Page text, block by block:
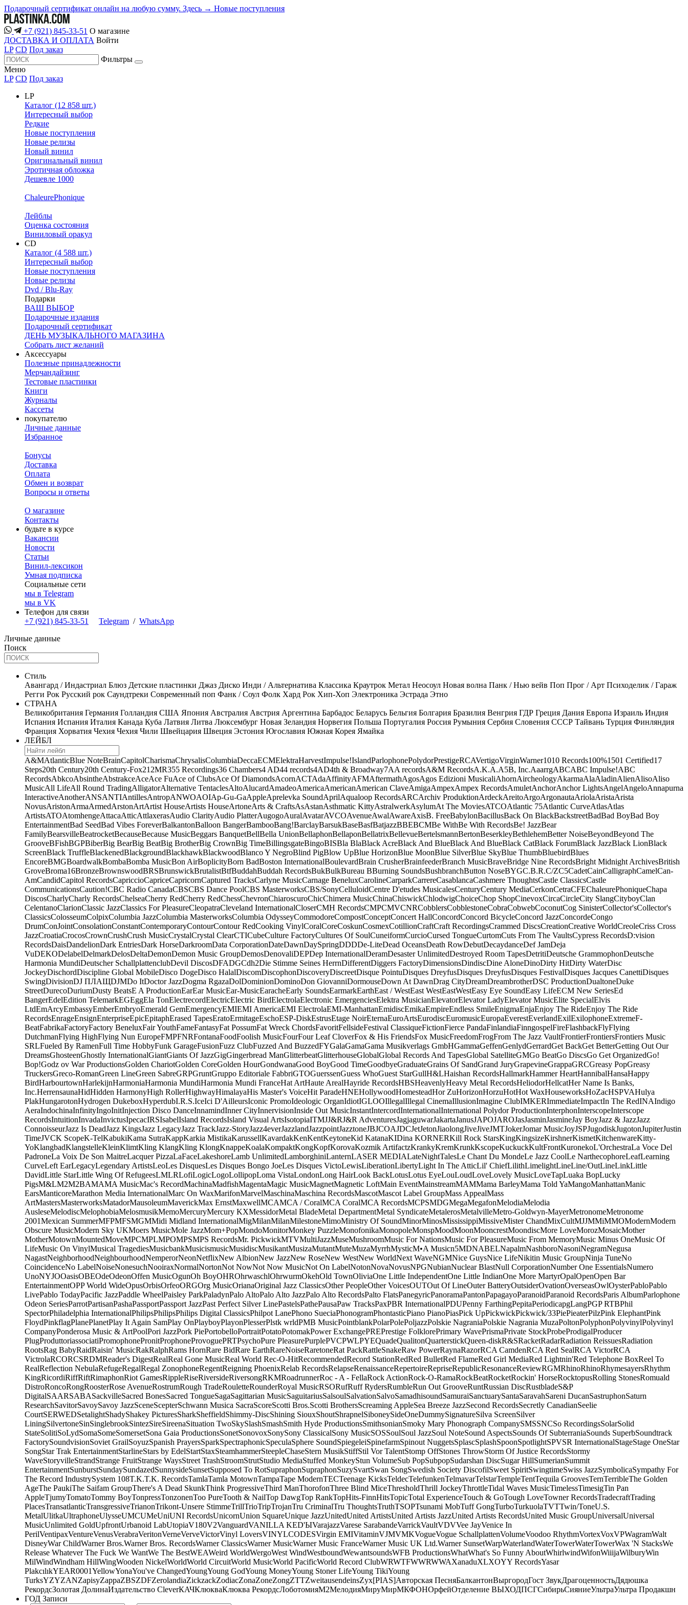
Подарочный сертификат онлайн на любую сумму. Здесь → Новые поступления
+7 (921) 845-33-51 О магазине
ДОСТАВКА И ОПЛАТА Войти
LP CD Под заказ
Фильтры
Меню
LP CD Под заказ
LP
Каталог (12 858 шт.)
Интересный выбор
Редкие
Новые поступления
Новые релизы
Новый винил
Оригинальный винил
Эротичная обложка
Дешевле 1000
ChaleurePhonique
Лейблы
Оценка состояния
Виниловый оракул
CD
Каталог (4 588 шт.)
Интересный выбор
Новые поступления
Новые релизы
Dvd / Blu-Ray
Подарки
ВАШ ВЫБОР
Подарочные издания
Подарочный сертификат
ДЕНЬ МУЗЫКАЛЬНОГО МАГАЗИНА
Собрать лист желаний
Аксессуары
Полезные принадлежности
Мерчандайзинг
Тестовые пластинки
Книги
Журналы
Кассеты
покупателю
Личные данные
Избранное
Бонусы
Доставка
Оплата
Обмен и возврат
Вопросы и ответы
О магазине
Контакты
будьте в курсе
Вакансии
Новости
Статьи
Винил-лексикон
Умная подписка
Социальные сети
мы в Telegram
мы в VK
Телефон для связи
+7 (921) 845-33-51
Telegram / WhatsApp
Личные данные
Поиск
Стиль
Авангард / Индастриал Блюз Детские пластинки Джаз Диско Инди / Альтернатива Классика Краутрок Метал Неосоул Новая волна Панк / Нью вейв Поп Прог / Арт Психоделик / Гараж
Регги Рок Русский рок Саундтреки Современный поп Фанк / Соул Фолк Хард Рок Хип-Хоп Электроника Эстрада Этно
СТРАНА
Великобритания Германия Голландия США Япония Австралия Австрия Аргентина Барбадос Беларусь Бельгия Болгария Бразилия Венгрия ГДР Греция Дания Европа Израиль Индия
Испания Испания Италия Канада Куба Латвия Литва Люксембург Новая Зеландия Норвегия Польша Португалия Россия Румыния Сербия Словения СССР Тайвань Турция Финляндия
Франция Хорватия Чехия Чехия Чили Швейцария Швеция Эстония Югославия Южная Корея Ямайка
ЛЕЙБЛ
A&MAtlanticBlue NoteBrainCapitolCharismaChrysalisColumbiaDeccaECMElektraHarvestImpulse!IslandParlophonePolydorPrestigeRCAVertigoVirginWarner1010 Records100%1501 Certified17
Steps20th Century20th Century-Fox21 2MR355 Recordings36 Chambers4 AD44 records4AD4th & Broadway7AA recordsA&M RecordsA.K.A.A5B, Inc.AaarrgABCABC Impulse!ABC
RecordsAbkcoAbsintheAbstrakceAceAce FuAce of ClubsAce Of DiamondsAcornACTAdaAffinityAFMAftermathAgosAgos Edizioni MusicaliAhornAircheologyAkarmaAlaAladinAlienAlisoAliso
MusicAll LifeAll Round TradingAlligatorAlternative TentaclesAltoAlucardAmadeoAmericaAmericanAmerican ClaveAmigaAmpexAmpex RecordsAmuletAnchorAnchor LightsAngelAngeloAnnapurna
InteractiveAnotherANSANTIAntillesAntropANWOAOIAp-Gu-GaAppleAprelevka SoundAprilAqualoop RecordsARCArchiv ProduktionArdeckAreitoArgoArgonautaAriolaAristaArista
NovusAristonArmaArmedArstonArtArtist HouseArtists HouseArtoneArts & CraftsAsAstanAsthmatic KittyAstralwerkAsylumAt The MoviesATCOAtlantic 75Atlantic CurveAtlasAtlas
ArtistsATOAtomhengeAttacaAtticAttlaxerasAudio ClarityAudio PlatterAugogoAuralAvatarAVCOAvenueAwalAwareAxisB. FreeBabylonBacillusBack On BlackBackstreetBadBad BoyBad Boy
EntertainmentBad SeedBad Vibes ForeverBalkantonBalloon BangerBambooBang!BarclayBarsukBaseBasfBatjazzBBEBCMBe WithBe With RecordsBe! JazzBear
FamilyBearsvilleBeatrocketBecauseBecause MusicBeggars BanquetBellBella UnionBellaphonBellaponBellatrixBellevueBertelsmannBertonBeserkleyBethlehemBetter NoiseBeyondBeyond The
GrooveBFishBGPBiberBig BearBig BeatBig BrotherBig CrownBig TimeBillingsgateBingoBISBla BlaBlack AcreBlack And BlueBlack And BlueBlack CatBlack ForumBlack JazzBlack LionBlack
ScreenBlack TruffleBlackenedBlackgroundBlackhawkBlackwoodBlanco Y NegroBlind PigBlow UpBlue HorizonBlue MoonBlue SilverBlue SkyBlue ThumbBluebirdBlues
EncoreBMGBoardwalkBombaBomba MusicBon AirBoplicityBorn BadBoston InternationalBoulevardBrain CrusherBrainfeederBranch MusicBraveBridge Nine RecordsBright Midnight ArchivesBritish
GroveBroma16BronzeBrownswoodBRSBrunswickBrutalistBtfBuddahBuddah RecordsBukBulkBureau BBurning SoundsBushbranchButton NoseBYGC.B.R.C/ZC5CadetCainCalligraphCamelCan-
AmCandidCapitol RecordsCapriccioCapriceCapricornCaptured TracksCarlyne MusicCarnage BeneluxCarolineCarparkCarrereCasablancaCashmere ThoughtsCastle ClassicsCastle
CommunicationsCaution!CBC Radio CanadaCBSCBS Dance PoolCBS MasterworksCBS/SonyCelluloidCentre D'etudes MusicalesCenturyCentury MediaCerkonCetraCFEChaleurePhoniqueChapa
DiscosCharlyCharly RecordsChelseaCherry RedCherry RedChessChevronChiaroscuroChicChimera MusicChinaChiswickChlodwigChoiceChop ShopCinevoxCircaCircleCity SlangCityboyClan
CelentanoClarionClassic JazzClassics For PleasureCleopatraCleveland InternationalCloserCMH RecordsCMPCMVCNRCobblersCobblestoneCobraCobwebCoconutCog SinisterCollector'sCollector's
ClassicsColosseumColpixColumbia JazzColumbia MasterworksColumbia OdysseyCommodoreCompostConceptConcert HallConcordConcord BicycleConcord JazzConcordeCongo
DrumConJointConsolationConstantContemporaryContourContour RedCooking VinylCoralCoreCoskunCosmexCotillionCraftCraft RecordingsCrammed DiscsCreationCreative WorldCreoleCriss Cross
JazzCroatiaCrocosCrownCrushCrush MusicCrystalCrystal ClearCTICubeCulture FactoryCultures Of SoulCuneiformCurcioCursed TongueCurtomCuts From The VaultsCypress RecordsD:vision
RecordsDaisDandelionDark EntriesDark HorseDarkroomData CorporationDateDawnDaySpringDDDDe-LiteDead OceansDeath RowDebutDecaydanceDef JamDeja
VuDEKODelabelDelmarkDelosDeltaDemonDemon Music GroupDemosDenovaliDEPDep InternationalDeramDesaster UnlimitedDestroyed Room TapesDetritiDeutsche GrammophonDeutsche
Harmonia MundiDeutscher SchallplattenclubDevil DiscosDFADGCdh2Die Stimme Seines HerrnDifferentDiggers FactoryDimensionsDindiscDine AloneDinoDirty HitDirty WaterDisc
JockeyDischordDiscipline Global MobileDisco DogeDisco HalalDiscomDiscophonDiscoveryDiscreetDisque PointuDisques DreyfusDisques DreyfusDisques FestivalDisques Jacques CanettiDisques
SwingDivisionDJ ПЛАЩDJMDo ItDoctor JazzDogma RgazaDolDominionDominoDon GiovanniDormouseDown At DawnDrag CityDreamDreambrotherDSC ProductionDualtoneDuke
StreetDurecoDuriumDusty BeatsE A ProductionEarEar MusicEar-MusicEaracheEarly SoundsEarmarkEarthEast / WestEast WestEastWestEasy Eye SoundEasy LifeECM New SeriesEd
BangerEdelEdition TelemarkEGEggEla TonElectrecordElectricElectric BirdElectrolaElectronic EmergenciesElektra MusicianElevatorElevator LadyElevator MusicElite SpecialElvis
LtdEmArcyEmbassyEmberEmbryoEmerald GemEmergencyEMIEMI AmericaEMI ElectrolaEMI-ManhattanEmidiscEmikaEmpireEndless SmileEnigmaEnjaEnjoy The RideEnjoy The Ride
RecordsEnrageEnsignEnterpriseEpicEpitaphErased TapesEratoErmitageEschoESP-DiskEstrusEtage NoirEternaEuroArtsEurodiscEuromusicEuropaEverestEverlandExilExilophoneExtremeF-
BeatFabrikaFactoryFactory BeneluxFair YouthFameFantasyFat PossumFat Wreck ChordsFavoritFellsideFestival ClassiqueFictionFierce PandaFinlandiaFinngospelFireFlashbackFlyFlying
DutchmanFlying HighFlying Nun EuropeFMPFNRFontanaFoodFoolish MusicFourFour Leaf CloverFox & His FriendsFox MusicFreedomFrogFrom The Jazz VaultFrontierFrontiersFrontiers Music
SRLFueled By RamenFull Time HobbyFunk GarageFusionFuzz ClubFuzzed And BuzzedFYGalaGamaGama Musikverlags GmbHGammaGeffenGenlydGerrardGet BackGet BetterGetting Out Our
DreamsGhosteenGhostly InternationalGiantGiants Of JazzGigGingerbread ManGlitterbeatGlitterhouseGlobalGlobal Records And TapesGlobal SatelliteGMGo BeatGo DiscsGo Get OrganizedGo!
Bop!Godz ov War ProductionsGolden ChariotGolden CoreGolden HourGondwanaGood BoyGood TimeGoodbyeGraduateGrains Of SandGrand JuryGrapevineGrappaGRCGreasy PopGreasy
TruckersGreco-RomanGreen LineGreen SabreGRPGruntGruppo Editoriale FabbriGTOGuerssenGuess WhoGuest StarGullH&LHaishan RecordsHallmarkHammer HeartHannibalHansaHappy
BirdHarbourtownHarlekijnHarmoniaHarmonia MundiHarmonia Mundi FranceHat ArtHaute ArealHayride RecordsHBSHeavenlyHeavy Metal RecordsHeliodorHellcatHer Name Is Banks,
Inc.HerrensaunaHidHidden HarmonyHigh RollerHighwayHimalayaHis Master's VoiceHit ParadeHNEHollywoodHomesteadHor ZuHorizonHorzuHotHot WaxHouseworksHoZacHSPVAHulya
PlakHungarotonHydrogen DukeboxHyperdubI.R.S.IceIci D'AilleursIconic PromoIdeologic OrganIdiotIGLOOIllegalIllegal CinemaIllusionImagine ClubIMKERImmediateImpactIn The RedINAIndigo
AeraIndochinaInfinityIngoInitInjection Disco DanceInnamindInner CityInnervisionInside Out MusicInstantIntercordInternationalInternational Polydor ProductionInterphonInterscopeInterscope
RecordsIntuitionInvadaInvictusIpecacIRSIsabelIsland RecordsIsland Visual ArtsIsotopiaITMJJ&RJ&R AdventuresJagjaguwarJakartaJanusJAPOJAROJasJasminJasmineJay BoyJazz & JazzJazz
ConnoisseurJazz Is DeadJazz KingsJazz LegacyJazz TrackJazz-StoryJazz4everJazzlandJazzpointJazztoneJBJCOAJDCJetJetonJiaolongJiveJiveJMTJokerJomar MusicJoyJSPJugodiskJugotonJupiterJustin
TimeJVCK ScopeK-TelKabukiKama SutraKappKarkia MistikaKarussellKavardakKenKentKeytoneKid KatanaKIDina KORNERKill Rock StarsKingKingsizeKirshnerKismetKitchenwareKitty-
YoKlangbadKlangstelleKleinKlimtKling KlangKling KlongKnappeKoalaKompaktKongKopfKorovaKozmik ArtifactzKrankyKremKrunkKscopeKuckuckKultFrontKuronekoL'OrchestraLa Voce Del
PadroneLa Voix De Son MaitreLacquer PizzaLaFaceLakeshoreLamb UnlimitedLamborghiniLanternLASER MEDIALateNightTalesLe Chant Du MondeLe Jazz CoolLe NarthecophoreLeafLearning
CurveLeft EarLegacyLegendary ArtistsLeoLes DisquesLes Disques Bongo JoeLes Disques VictoLewisLiberationLibertyLight In The AtticLil' ChiefLilithLimelightLineLine/OutLineLinkLittle
DavidLittle StarLittle Wing Of RefugeesLMLRLofiLogicLogoLollipopLoma VistaLondonLong HairLook BackLotusLotus EyeLouLoudLoveLovely MusicLoveTapLuaka BopLucky
PigsM&LM2M2BAMAMA MusicMac's RecordMachinaMadfishMagentaMagic MusicMagnetMagnetic LoftMain EventMainstreamMAMMama BarleyMama Told YaMangoManhattanManic
EarsManticoreMarathon Media InternationalMarc On WaxMarifonMarvelMaschinaMaschina RecordsMascotMascot Label GroupMass AppealMass
ArtMastersMasterworksMatadorMausoleumMaverickMax ErnstMaxwellMCAMCA / CoralMCA CoralMCA RecordsMCPSMDGMegaMegafonMelodiaMelodia
AusleseMelodiscMelophobiaMelosmusikMemoMercuryMercury KXMessidorMetal BladeMetal DepartmentMetal SyndicateMetalerosMetalvilleMetro-Goldwyn-MayerMetronomeMetronome
2001Mexican SummerMFPMFSMGMMidi Midland InternationalMigMilanMilanMilestoneMimoMinistry Of SoundMinorMinosMississippiMissiveMister ChandMixCultMJJMMiMMOModernModern
Obscure MusicModern Sky UKMoers MusicMole JazzMom+PopMondoMonitorMonkey PuzzleMonofonikaMonopoleMonspMoodMoonMooncrestMoondiscMore LoveMorozMosaicMother
MotherMotownMountedMoveMPCMPLMPOMPSMPS RecordsMr. PickwickMTVMultiJazzMuseMushroomMusic For NationsMusic For PleasureMusic From MemoryMusic Minus OneMusic Of
LifeMusic On VinylMusical TragediesMusicbankMusicismusicMusidiscMusikantMusizaMutantMuteMuzaMyrrhMysticM•A Musicn5MDNABELNapalmNashboroNasoniNegramNegusa
NagastNeighborhoodNeighbourhoodNemperorNeonNetflixNew AlbionNew JazzNew RoseNew WestNew WorldNext WaveNGMNice GuysNice LifeNikitin Music GroupNinja TuneNo
CoincidenceNo LabelNoiseNonesuchNooiraxNormalNortonNot NowNot Now MusicNot On LabelNotonNovaNovusNPGNubianNuclear BlastNull CorporationNumber One EssentialsNumero
UnoNYJOOasisOBEOdeOdeonOffen MusicOgunOh BoyOHROhrwaschlOhrwurmOkehOld TownOliviaOne Little IndependentOne Little IndianOne More MartyrOpalOpenOpen Bar
EntertainmentOPP World WideOpusOrbisOrfeoORGOrg MusicOrianaOriginal Jazz ClassicsOther PeopleOther VoicesOUTOut Of LineOuter BatteryOutsiderOvationOverseasOwlOysterPabloPablo
LivePablo TodayPacific JazzPaddle WheelPaisley ParkPaladynPalo AltoPalo Alto JazzPalo Alto RecordsPalto FlatsPanegyricPanoramaPantonPapagayoParanoidParanoid RecordsParis AlbumParlophone
Odeon SeriesParrotPartisanPashaPassportPassport JazzPast Perfect Silver LinePastelsPathePausaPaw TracksPaxPBR InternationalPDUPenny FarthingPepitaPeriodicapgLangPGP RTBPhil
SpectorPhiladelphia InternationalPhilipsPhilipsPhilips Digital ClassicsPhilpot LanePhono SueciaPhonogramPhontasticPiano PianoPiasPick UpPickwickPickwick/33PiePieaterPilzPink ElephantPink
FloydPinkflagPlanePlanetPlay It Again SamPlay OnPlayboyPlayonPlesserPlstk wrldPMB MusicPointblankPolarPolePoljazzPolskie NagraniaPolskie Nagrania MuzaPoltonPolyphonPolyvinylPolyvinyl
CompanyPonderosa Music & ArtPoolPori JazzPork PiePortobelloPortraitPotatoPotomakPower ExchangePREPrestige FolklorePrimary WavePrismaPrivate StockProbeProdigalProducer
PlugProduttoriassociatiPromophonePronitProphoneProvoguePRTPsychoPure PleasurePurplePVCPWLPYEQuadeQualitonQuarterstickQueen-diskR&SRacketRadarRadiation ReissuesRadiation
RootsRag BabyRaidRaisin' MusicRakRalphRams HornRare BidRare EarthRareNoiseRaretoneRat PackRattleSnakeRaw PowerRaynaRazorRCA CamdenRCA Red SealRCA VictorRCA
VictrolaRCORCSRDMReader's DigestRealReal Gone MusicReal World Rec-O-HitRecommendedRecord StationRedRed BulletRed FlameRed Girl MediaRed Lightnin'Red Telephone BoxReel To
RealReflection NebulaRefugeRegalRegal ZonophoneRegentReigning PhoenixRelab RecordsRelapseRenaissanceRepertoireRepriseRepublicResonanceReviewRGMRhinoRhinoRhymesayersRhythm
KingRicordiRiffRiftRimaphonRiot GamesRippleRiseRiversideRiversongRKMRoadrunnerRoc - A - FellaRock ActionRock-O-RamaRockBeatRocketRockin' HorseRocktopusRolling StonesRomuald
DistroRoncoRongRoosterRose AvenueRostrumRough TradeRouletteRounderRoyal MusicRSORufRuff RydersRumbleRun Out GrooveRuntRussian DiscRustbladeS&P
DigitalSAARSABASackvilleSacred BonesSacred TongueSagaSagittarian MusicSaguitariusSalsoulSalvationSalvoSamadhisoundSamuraiSanctuarySantaSaravahSareni DucanSastruphonSaturn
ResearchSavitorSavoySavoy JazzSceneScepterSchwann Musica SacraScoreScotti Bros.Scotti BrothersScreaming AppleSea Breeze JazzSecond RecordsSecretly CanadianSeelie
CourtSERWEDSetalightShadyShakey PicturesSharkSheffieldShimmy-DiscShining SiouxShoutShrapnelSiboneySideOneDummySignatureSilva ScreenSilver
LiningSilvertoneSinSinglebrookSintezSireSireenaSituation TwoSkySlashSmashSmith Hyde ProductionsSmithsonianSmoky Mary Phonograph CompanySMSSNCSo RecordingsSolarSolid
StateSolitiSoLydSomaSomeSomersetSona Gaia ProductionsSonetSonovoxSonySony ClassicalSony MusicSOSSoulSoul JazzSoul NoteSound AspectsSounds Of SubterraniaSounds SuperbSoundtrack
FactorySoundvisionSoviet GrailSoyuzSpanish PrayersSparkSpectraphonicSpeculaSphere SoundSpiegeleiSpinefarmSpinout NuggetsSplascSplashSpoonSpotlightSPVSR InternationalStageStage OneStar
SongStar Trak EntertainmentStarlineStars by EdelStartStaxSteamhammerSteepleChaseStern MusikStiffStil Vor TalentStomp OffStones ThrowStorm Of Justice RecordsStormy
WaveStoryvilleStrandStrange FruitStrange WaysStreet TrashStroomStrutStudio MediaStuffed MonkeyStun VolumeSub PopSubpopSudarshan DiscSugar HillSumerianSummit
EntertainmentSunburstSundaySundazedSunnysideSunsetSupposed To RotSupraphonSupraphonSuzySvartSwan SongSwedish Society DiscofilSweet SpiritSwingtimeSwiss JazzSymbolicaSympathy For
The Record IndustrySystem 108T.K.T.K. RecordsTamlaTamla MotownTampaTape ModernTECTeenage KicksTeldecTelefunkenTelmavarTelstarTempleTentTequila GroovesTernTerribleThe Golden
AgeThe PaukiThe Saifam GroupThere's A Dead SkunkThink ProgressiveThird ManThorofonThree Blind MiceThresholdThrill JockeyThrottleTidal Waves MusicTimelessTimesigTin Pan
AppleTjumyTomatoTommy BoyTonpressTonzonenToo PureTooth & NailTop DawgTop RankTopHits-FinnHitsTopicTotal ExperienceTouch & GoTough LoveTowner RecordsTradecraftTrading
PlacesTransatlanticTransgressiveTrianonTrikont-Unsere StimmeTrillTrioTripTrojanTru CriminalTru ThoughtsTruthTSOPTsunami MobTuff GongTurboTurkuolaTVTTwin/ToneU.S.
MetalUlitkaUltraphoneUlysseUMCUMeUniUNI RecordsUnicornUnion SquareUnique JazzUnitedUnited ArtistsUnited Artists JazzUnited Artists RecordsUnited Music GroupUniversalUniversal
MusicUnlimited GoldUpfrontUrbanoid LabUtopiaV180V2VanguardVANILLA KED'ЫVarajazzVarese SarabandeVarrickVaultVDVVee JayVenice In
PerilVentipaxVentureVenusVerabraVeritonVerneVerveVictorVinyl LoversVINYLCODESVirgin EMIVitaminVJMVMKVogueVogue SchallplattenVolumeVoodoo RhythmVortexVoxVPWagramWalt
DisneyWar ChildWarner Bros.Warner Bros. RecordsWarner ClassicsWarner MusicWarner Music FranceWarner Music UK Ltd.Warner SunsetWarpWaterlandWaterTowerWaterTowerWax 'N StacksWe
Release Whatever The Fuck We WantWe The BestWEAWeird WorldWergoWest WindWestboundWewantsoundsWFB ProductionsWhatWhat's So Funny AboutWhirlwindWifonWiiijaWilburyWin
MilWindWindham HillWingWooden NickelWorldWorld CircuitWorld MusicWorld PacificWorld Record ClubWRWTFWWRWWAXanaduXLXOYY RecordsYasar
PlakcılıkYEAR0001YellowYonaYou've ChangedYoungYoung GodYoung MoneyYoung Stoner LifeYoung TikiYoung
TurksYZYZANZapisyZappaZBSZDFZerolandiaZickzackZodiacZonaZoneZongZTTZweitausendeinsZyx[PIAS]Авторская ПесняБалкантонВыргородГост ЗвукДрагоценностьДядюшка
РекордсЗолотая ДолинаИздательство CleverКАЧКлюкваКлюква РекордсЛоботомияМ2МелодияМируМирМКФОНОрфейОтделение ВЫХОДПСГСибирьСияниеУльтраУльтра Продакшн
ГОД Записи